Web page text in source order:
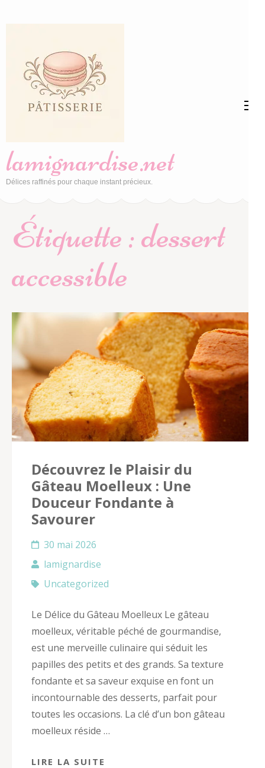
(Pressez
Entrée)
lamignardise.net
Délices raffinés pour chaque instant précieux.
Étiquette :dessert
accessible
Découvrez le Plaisir du
Gâteau Moelleux : Une
Douceur Fondante à
Savourer
30 mai 2026
lamignardise
Uncategorized
Le Délice du Gâteau Moelleux Le gâteau
moelleux, véritable péché de gourmandise,
est une merveille culinaire qui séduit les
papilles des petits et des grands. Sa texture
fondante et sa saveur exquise en font un
incontournable des desserts, parfait pour
toutes les occasions. La clé d’un bon gâteau
moelleux réside …
LIRE LA SUITE